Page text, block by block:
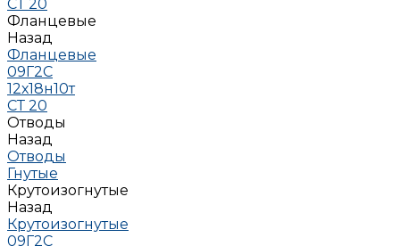
СТ 20
Фланцевые
Назад
Фланцевые
09Г2С
12х18н10т
СТ 20
Отводы
Назад
Отводы
Гнутые
Крутоизогнутые
Назад
Крутоизогнутые
09Г2С